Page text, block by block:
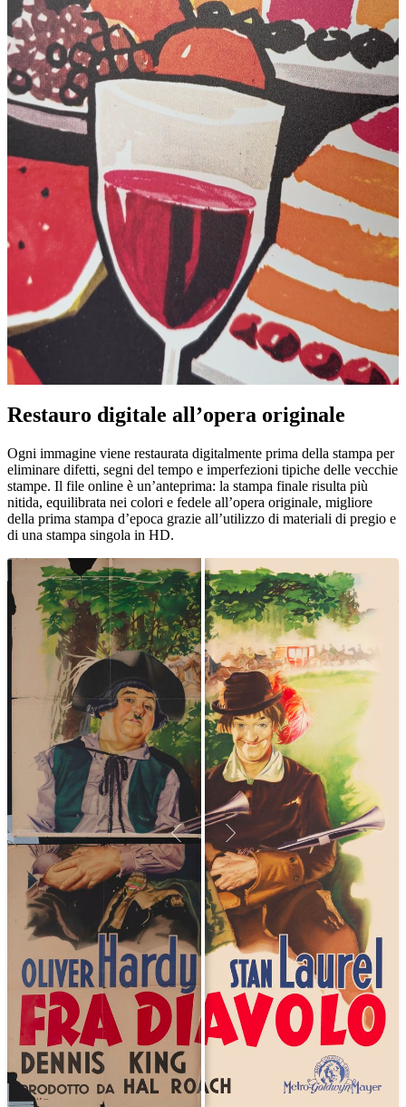
Restauro digitale all’opera originale
Ogni immagine viene restaurata digitalmente prima della stampa per
eliminare difetti, segni del tempo e imperfezioni tipiche delle vecchie
stampe. Il file online è un’anteprima: la stampa finale risulta più
nitida, equilibrata nei colori e fedele all’opera originale, migliore
della prima stampa d’epoca grazie all’utilizzo di materiali di pregio e
di una stampa singola in HD.